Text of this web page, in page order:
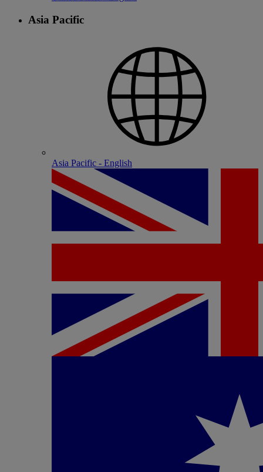
Asia Pacific
Asia Pacific - English